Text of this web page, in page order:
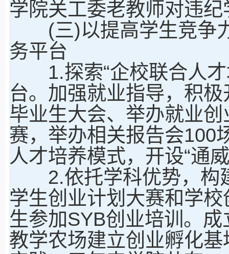
学院关工委老教师对违
(三)以提高学生竞争力
务平台
1.探索“企校联合人才
台。加强就业指导，积
毕业生大会、举办就业
赛，举办相关报告会100
人才培养模式，开设“通
2.依托学科优势，构建
学生创业计划大赛和学
生参加SYB创业培训。
教学农场建立创业孵化